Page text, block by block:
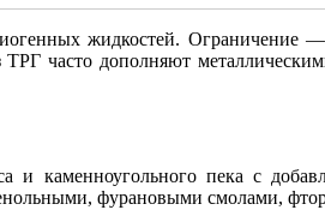
жидкостей. Ограничение
часто дополняют
каменноугольного пека с
фурановыми смолами,